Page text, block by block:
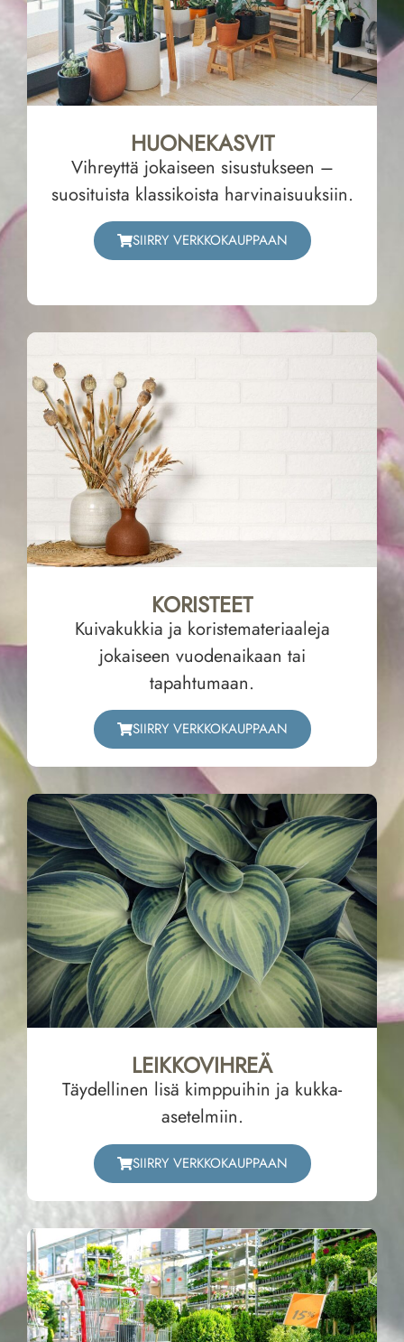
HUONEKASVIT
Vihreyttä jokaiseen sisustukseen –
suosituista klassikoista harvinaisuuksiin.
SIIRRY VERKKOKAUPPAAN
KORISTEET
Kuivakukkia ja koristemateriaaleja
jokaiseen vuodenaikaan tai
tapahtumaan.
SIIRRY VERKKOKAUPPAAN
LEIKKOVIHREÄ
Täydellinen lisä kimppuihin ja kukka-
asetelmiin.
SIIRRY VERKKOKAUPPAAN